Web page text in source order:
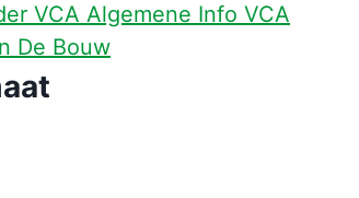
VCA Algemene Info VCA
De Bouw